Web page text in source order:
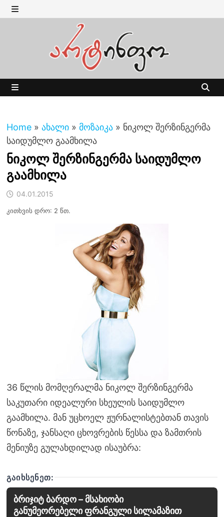
Skip
to MENU
Home » ახალი » მოზაიკა » ნიკოლ შერზინგერმა
საიდუმლო გაამხილა
ნიკოლ შერზინგერმა საიდუმლო
გაამხილა
04.01.2015
კითხვის დრო: 2 წთ.
36 წლის მომღერალმა ნიკოლ შერზინგერმა
საკუთარი იდეალური სხეულის საიდუმლო
გაამხილა. მან უცხოელ ჟურნალისტებთან თავის
წონაზე, ჯანსაღი ცხოვრების წესსა და ზამთრის
მენიუზე გულახდილად ისაუბრა:
ᲒᲐᲘᲮᲡᲔᲜᲔᲗ:
ბრიჯიტ ბარდო – მსახიობი
განუმეორებელი ფრანგული სილამაზით